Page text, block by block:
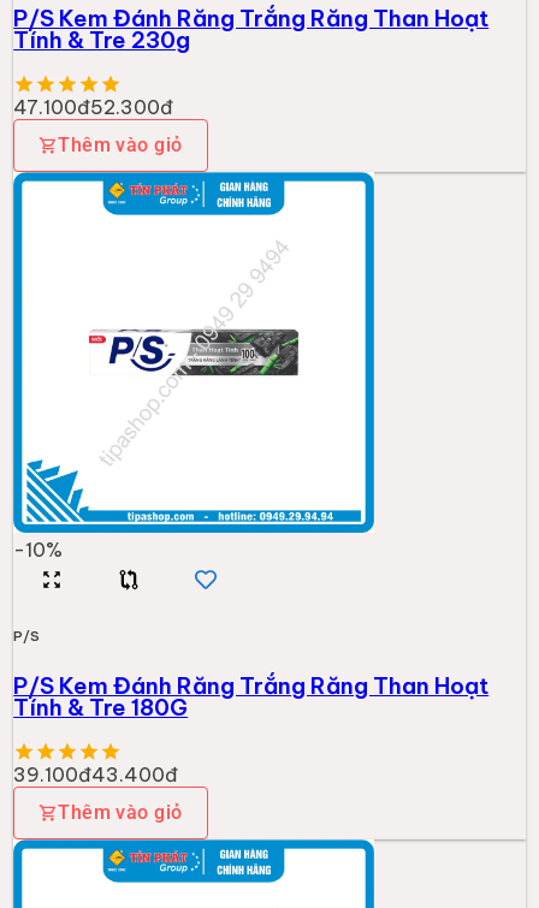
P/S Kem Đánh Răng Trắng Răng Than Hoạt
Tính & Tre 230g
47.100đ52.300đ
Thêm vào giỏ
-10%
P/S
P/S Kem Đánh Răng Trắng Răng Than Hoạt
Tính & Tre 180G
39.100đ43.400đ
Thêm vào giỏ